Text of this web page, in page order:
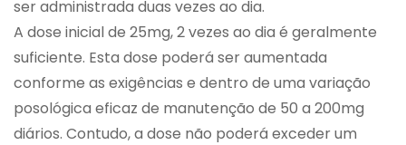
ser administrada duas vezes ao dia.
A dose inicial de 25mg, 2 vezes ao dia é geralmente
suficiente. Esta dose poderá ser aumentada
conforme as exigências e dentro de uma variação
posológica eficaz de manutenção de 50 a 200mg
diários. Contudo, a dose não poderá exceder um